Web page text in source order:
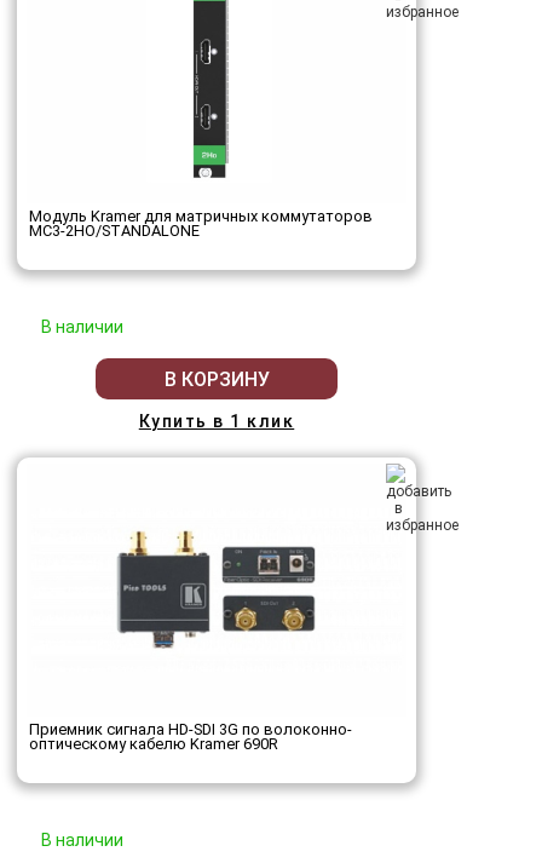
Модуль Kramer для матричных коммутаторов
MC3-2HO/STANDALONE
В наличии
В КОРЗИНУ
Купить в 1 клик
Приемник сигнала HD-SDI 3G по волоконно-
оптическому кабелю Kramer 690R
В наличии